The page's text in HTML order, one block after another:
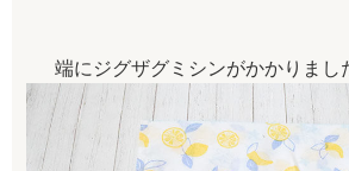
端にジグザグミシンがかかりまし